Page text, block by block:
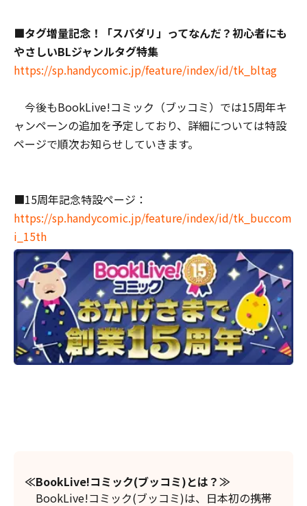
■タグ増量記念！「スパダリ」ってなんだ？初心者にも
やさしいBLジャンルタグ特集
https://sp.handycomic.jp/feature/index/id/tk_bltag
今後もBookLive!コミック（ブッコミ）では15周年キ
ャンペーンの追加を予定しており、詳細については特設
ページで順次お知らせしていきます。
■15周年記念特設ページ：
https://sp.handycomic.jp/feature/index/id/tk_buccom
i_15th
≪BookLive!コミック(ブッコミ)とは？≫
BookLive!コミック(ブッコミ)は、日本初の携帯